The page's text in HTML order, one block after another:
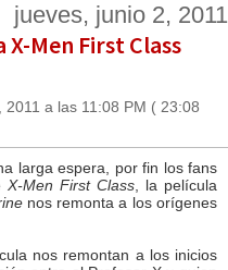
jueves, junio 2, 2011
Men First Class
2011 a las 11:08 PM ( 23:08
larga espera, por fin los fans
X-Men First Class, la película
nos remonta a los orígenes
nos remontan a los inicios